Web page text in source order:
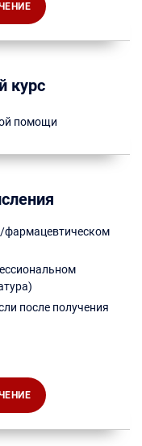
курс
помощи
после получения